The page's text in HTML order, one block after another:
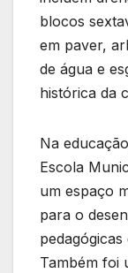
blocos
em paver,
de água e
histórica da
Na
Escola
um espaço
para o
Também foi